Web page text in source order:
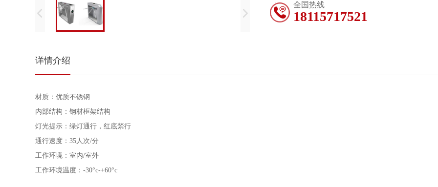
全国热线
18115717521
详情介绍
材质：优质不锈钢
内部结构：钢材框架结构
灯光提示：绿灯通行，红底禁行
通行速度：35人次/分
工作环境：室内/室外
工作环境温度：-30°c-+60°c